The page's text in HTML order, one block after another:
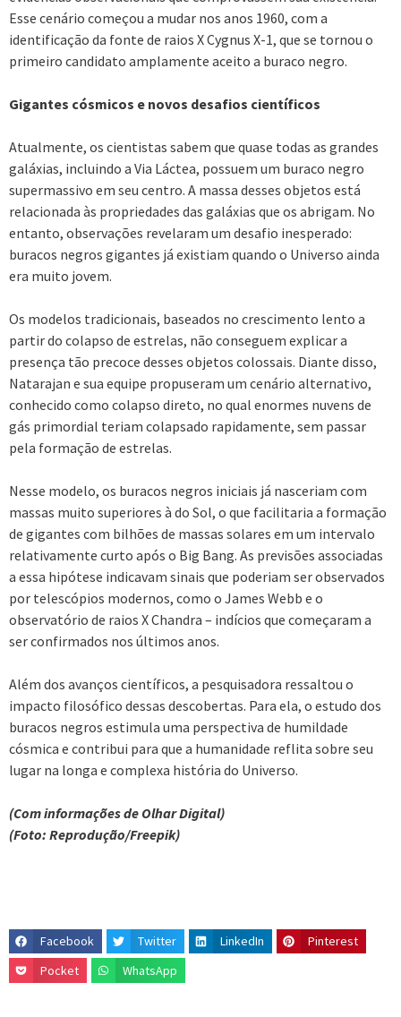
Esse cenário começou a mudar nos anos 1960, com a
identificação da fonte de raios X Cygnus X-1, que se tornou o
primeiro candidato amplamente aceito a buraco negro.
Gigantes cósmicos e novos desafios científicos
Atualmente, os cientistas sabem que quase todas as grandes
galáxias, incluindo a Via Láctea, possuem um buraco negro
supermassivo em seu centro. A massa desses objetos está
relacionada às propriedades das galáxias que os abrigam. No
entanto, observações revelaram um desafio inesperado:
buracos negros gigantes já existiam quando o Universo ainda
era muito jovem.
Os modelos tradicionais, baseados no crescimento lento a
partir do colapso de estrelas, não conseguem explicar a
presença tão precoce desses objetos colossais. Diante disso,
Natarajan e sua equipe propuseram um cenário alternativo,
conhecido como colapso direto, no qual enormes nuvens de
gás primordial teriam colapsado rapidamente, sem passar
pela formação de estrelas.
Nesse modelo, os buracos negros iniciais já nasceriam com
massas muito superiores à do Sol, o que facilitaria a formação
de gigantes com bilhões de massas solares em um intervalo
relativamente curto após o Big Bang. As previsões associadas
a essa hipótese indicavam sinais que poderiam ser observados
por telescópios modernos, como o James Webb e o
observatório de raios X Chandra – indícios que começaram a
ser confirmados nos últimos anos.
Além dos avanços científicos, a pesquisadora ressaltou o
impacto filosófico dessas descobertas. Para ela, o estudo dos
buracos negros estimula uma perspectiva de humildade
cósmica e contribui para que a humanidade reflita sobre seu
lugar na longa e complexa história do Universo.
(Com informações de Olhar Digital)
(Foto: Reprodução/Freepik)
Facebook Twitter LinkedIn
Pinterest
Pocket
WhatsApp